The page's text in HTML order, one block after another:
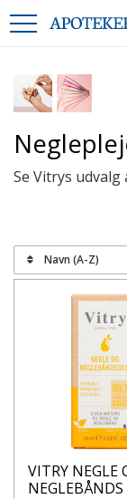
Se Vitrys
Navn (A-Z)
VITRY NEGLE